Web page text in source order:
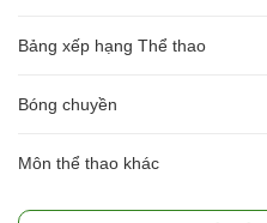
Bảng xếp hạng Thể thao
Bóng chuyền
Môn thể thao khác